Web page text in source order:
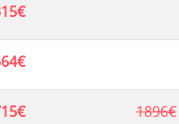
1896€